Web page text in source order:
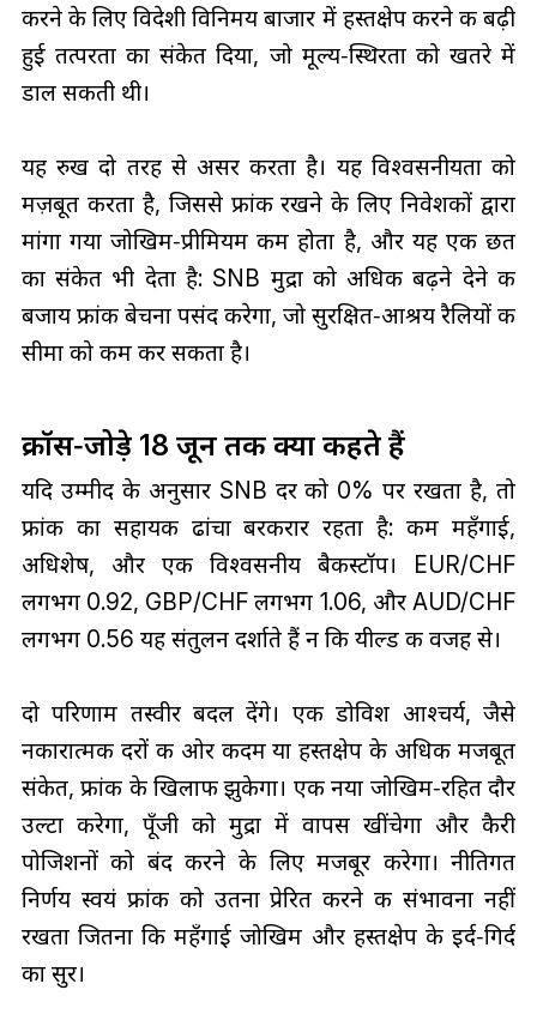
करने के लिए विदेशी विनिमय बाजार में हस्तक्षेप करने की बढ़ी
हुई तत्परता का संकेत दिया, जो मूल्य‑स्थिरता को खतरे में
डाल सकती थी।
यह रुख दो तरह से असर करता है। यह विश्वसनीयता को
मज़बूत करता है, जिससे फ्रांक रखने के लिए निवेशकों द्वारा
मांगा गया जोखिम‑प्रीमियम कम होता है, और यह एक छत
का संकेत भी देता है: SNB मुद्रा को अधिक बढ़ने देने की
बजाय फ्रांक बेचना पसंद करेगा, जो सुरक्षित‑आश्रय रैलियों की
सीमा को कम कर सकता है।
क्रॉस‑जोड़े 18 जून तक क्या कहते हैं
यदि उम्मीद के अनुसार SNB दर को 0% पर रखता है, तो
फ्रांक का सहायक ढांचा बरकरार रहता है: कम महँगाई,
अधिशेष, और एक विश्वसनीय बैकस्टॉप। EUR/CHF
लगभग 0.92, GBP/CHF लगभग 1.06, और AUD/CHF
लगभग 0.56 यह संतुलन दर्शाते हैं न कि यील्ड की वजह से।
दो परिणाम तस्वीर बदल देंगे। एक डोविश आश्चर्य, जैसे
नकारात्मक दरों की ओर कदम या हस्तक्षेप के अधिक मजबूत
संकेत, फ्रांक के खिलाफ झुकेगा। एक नया जोखिम‑रहित दौर
उल्टा करेगा, पूँजी को मुद्रा में वापस खींचेगा और कैरी
पोजिशनों को बंद करने के लिए मजबूर करेगा। नीतिगत
निर्णय स्वयं फ्रांक को उतना प्रेरित करने की संभावना नहीं
रखता जितना कि महँगाई जोखिम और हस्तक्षेप के इर्द‑गिर्द
का सुर।